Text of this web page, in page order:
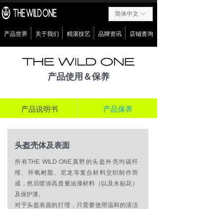
ꀅ
简体中文
产品世界 关于我们 精湛技艺 品牌资讯 店铺查询
产品使用＆保养
产品说明书 产品保养
所有THE WILD ONE真野的头盔外壳均碳纤
维、环氧树脂、尼龙等复合材料交织制作而
成，然后喷涂高质量油漆材料（以及水贴花）
及保护漆。
对于头盔表面的打理，只需要使用温和的清洁
头盔壳体及表面